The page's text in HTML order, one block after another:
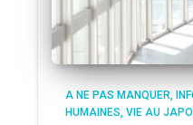
A NE PAS MANQUER
HUMAINES VIE AU